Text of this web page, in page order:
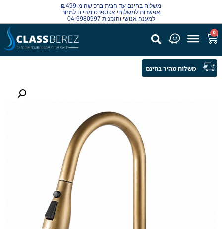
משלוח בחינם עד הבית ברכישה מ-₪499
אפשרות למשלוחי אקספרס מהיום למחר
למענה אנושי והזמנות 04-9980997
0
משלוח מהיר בחינם